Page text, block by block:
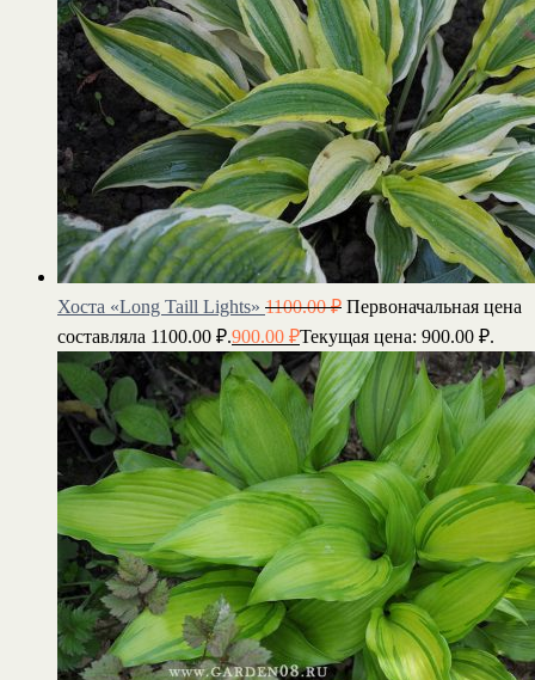
Хоста «Long Taill Lights» 1100.00₽ Первоначальная цена
составляла 1100.00 ₽.900.00 ₽Текущая цена: 900.00 ₽.